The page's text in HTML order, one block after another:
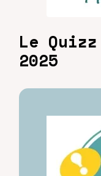
Le
2025